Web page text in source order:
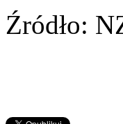
Źródło: